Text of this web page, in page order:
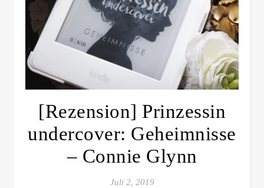
[Rezension] Prinzessin
undercover: Geheimnisse
– Connie Glynn
Juli 2, 2019